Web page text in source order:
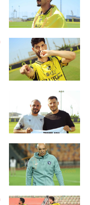
آراء حرة
بطولات
أمريكا 2026
الدوري المصري
الدوري الإنجليزي الممتاز
الدوري الإسباني
الدوري الإيطالي
الدوري الألماني
آراء حرة
بطولات
كل البطولات